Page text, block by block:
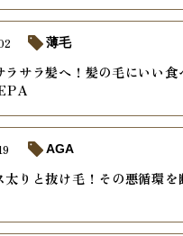
ラサラ髪へ！髪の毛にいい食
薄毛
太りと抜け毛！その悪循環を
AGA